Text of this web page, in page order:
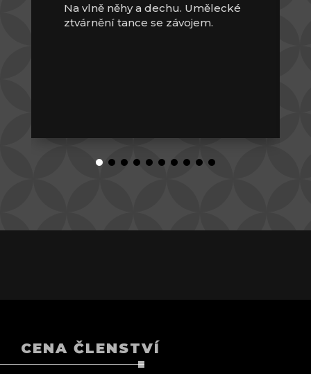
Na vlně něhy a dechu. Umělecké
ztvárnění tance se závojem.
CENA ČLENSTVÍ